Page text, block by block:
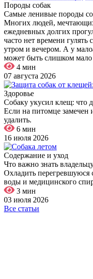
Породы собак
Самые ленивые породы
Многих людей, мечтающих
ежедневных долгих
часто нет времени гулять
утром и вечером. А у
может быть слишком мало
4 мин
07 августа 2026
Здоровье
Собаку укусил клещ: что
Если на питомце замечен
удалить.
6 мин
16 июля 2026
Содержание и уход
Что важно знать
Охладить
воды и медицинского
3 мин
03 июля 2026
Все статьи